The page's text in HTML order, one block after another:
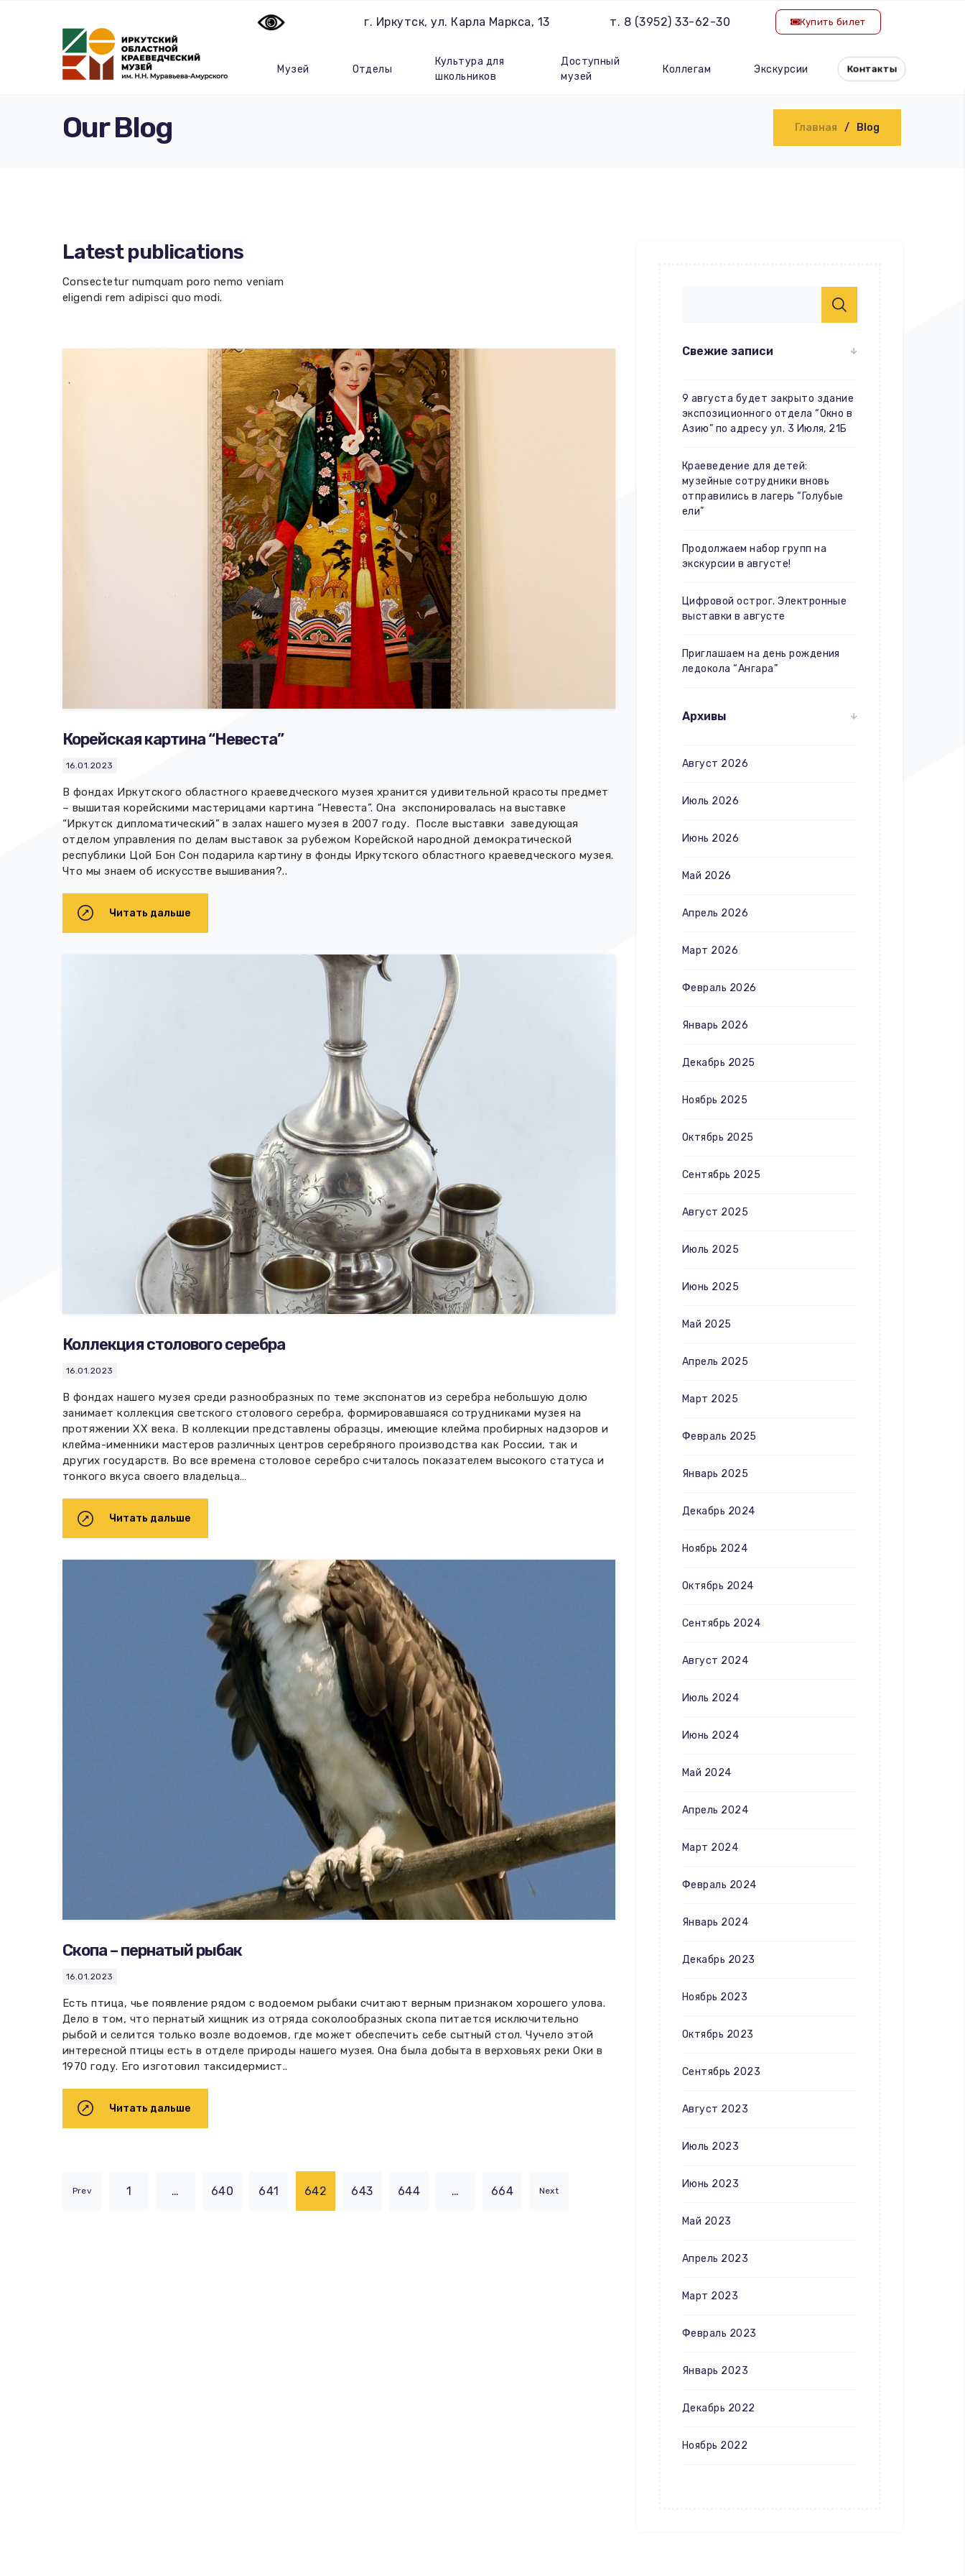
г. Иркутск, ул. Карла Маркса, 13 т. 8 (3952) 33-62-30 Купить билет
Музей Отделы
Культура для
школьников
Доступный
музей
Коллегам Экскурсии Контакты
Our Blog Главная Blog
Latestpublications
Consectetur numquam poro nemo veniam
eligendi rem adipisci quo modi.
Корейская картина “Невеста”
16.01.2023
В фондах Иркутского областного краеведческого музея хранится удивительной красоты предмет
– вышитая корейскими мастерицами картина “Невеста”. Она экспонировалась на выставке
“Иркутск дипломатический” в залах нашего музея в 2007 году. После выставки заведующая
отделом управления по делам выставок за рубежом Корейской народной демократической
республики Цой Бон Сон подарила картину в фонды Иркутского областного краеведческого музея.
Что мы знаем об искусстве вышивания?..
Читать дальше
Коллекция столового серебра
16.01.2023
В фондах нашего музея среди разнообразных по теме экспонатов из серебра небольшую долю
занимает коллекция светского столового серебра, формировавшаяся сотрудниками музея на
протяжении ХХ века. В коллекции представлены образцы, имеющие клейма пробирных надзоров и
клейма-именники мастеров различных центров серебряного производства как России, так и
других государств. Во все времена столовое серебро считалось показателем высокого статуса и
тонкого вкуса своего владельца…
Читать дальше
Скопа – пернатый рыбак
16.01.2023
Есть птица, чье появление рядом с водоемом рыбаки считают верным признаком хорошего улова.
Дело в том, что пернатый хищник из отряда соколообразных скопа питается исключительно
рыбой и селится только возле водоемов, где может обеспечить себе сытный стол. Чучело этой
интересной птицы есть в отделе природы нашего музея. Она была добыта в верховьях реки Оки в
1970 году. Его изготовил таксидермист..
Читать дальше
Prev 1 … 640 641 642 643 644 … 664 Next
Свежие записи
9 августа будет закрыто здание
экспозиционного отдела “Окно в
Азию” по адресу ул. 3 Июля, 21Б
Краеведение для детей:
музейные сотрудники вновь
отправились в лагерь “Голубые
ели”
Продолжаем набор групп на
экскурсии в августе!
Цифровой острог. Электронные
выставки в августе
Приглашаем на день рождения
ледокола “Ангара”
Архивы
Август 2026
Июль 2026
Июнь 2026
Май 2026
Апрель 2026
Март 2026
Февраль 2026
Январь 2026
Декабрь 2025
Ноябрь 2025
Октябрь 2025
Сентябрь 2025
Август 2025
Июль 2025
Июнь 2025
Май 2025
Апрель 2025
Март 2025
Февраль 2025
Январь 2025
Декабрь 2024
Ноябрь 2024
Октябрь 2024
Сентябрь 2024
Август 2024
Июль 2024
Июнь 2024
Май 2024
Апрель 2024
Март 2024
Февраль 2024
Январь 2024
Декабрь 2023
Ноябрь 2023
Октябрь 2023
Сентябрь 2023
Август 2023
Июль 2023
Июнь 2023
Май 2023
Апрель 2023
Март 2023
Февраль 2023
Январь 2023
Декабрь 2022
Ноябрь 2022